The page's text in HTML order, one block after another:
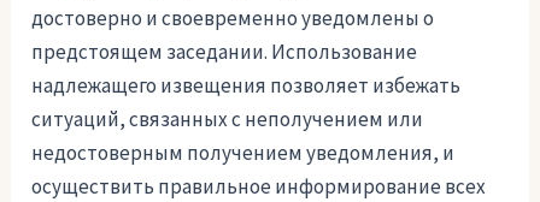
достоверно и своевременно уведомлены о
предстоящем заседании. Использование
надлежащего извещения позволяет избежать
ситуаций, связанных с неполучением или
недостоверным получением уведомления, и
осуществить правильное информирование всех